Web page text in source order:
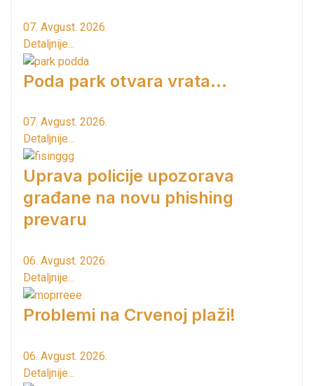
07. Avgust. 2026.
Detaljnije...
Poda park otvara vrata...
07. Avgust. 2026.
Detaljnije...
Uprava policije upozorava
građane na novu phishing
prevaru
06. Avgust. 2026.
Detaljnije...
Problemi na Crvenoj plaži!
06. Avgust. 2026.
Detaljnije...